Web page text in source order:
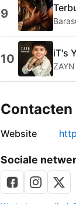
9
10 iT's
ZAYN
Contacten
Website
Sociale